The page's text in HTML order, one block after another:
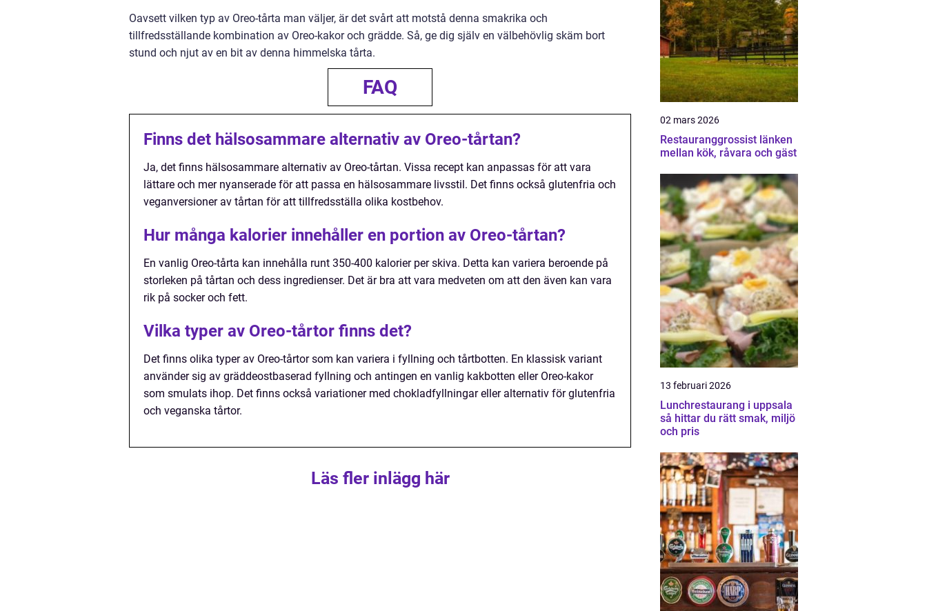
Oavsett vilken typ av Oreo-tårta man väljer, är det svårt att motstå denna smakrika och
tillfredsställande kombination av Oreo-kakor och grädde. Så, ge dig själv en välbehövlig skäm bort
stund och njut av en bit av denna himmelska tårta.
FAQ
Finns det hälsosammare alternativ av Oreo-tårtan?
Ja, det finns hälsosammare alternativ av Oreo-tårtan. Vissa recept kan anpassas för att vara
lättare och mer nyanserade för att passa en hälsosammare livsstil. Det finns också glutenfria och
veganversioner av tårtan för att tillfredsställa olika kostbehov.
Hur många kalorier innehåller en portion av Oreo-tårtan?
En vanlig Oreo-tårta kan innehålla runt 350-400 kalorier per skiva. Detta kan variera beroende på
storleken på tårtan och dess ingredienser. Det är bra att vara medveten om att den även kan vara
rik på socker och fett.
Vilka typer av Oreo-tårtor finns det?
Det finns olika typer av Oreo-tårtor som kan variera i fyllning och tårtbotten. En klassisk variant
använder sig av gräddeostbaserad fyllning och antingen en vanlig kakbotten eller Oreo-kakor
som smulats ihop. Det finns också variationer med chokladfyllningar eller alternativ för glutenfria
och veganska tårtor.
Läs fler inlägg här
02 mars 2026
Restauranggrossist länken
mellan kök, råvara och gäst
13 februari 2026
Lunchrestaurang i uppsala
så hittar du rätt smak, miljö
och pris